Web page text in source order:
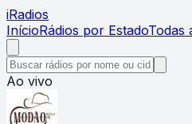
iRadios
InícioRádios por EstadoTodas
Ao vivo